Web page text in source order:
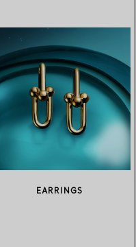
EARRINGS